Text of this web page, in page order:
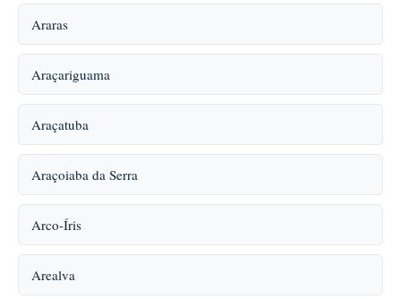
Araras
Araçariguama
Araçatuba
Araçoiaba da Serra
Arco-Íris
Arealva